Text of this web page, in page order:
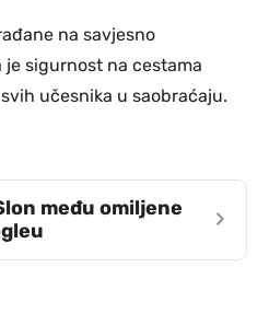
na savjesno
sigurnost na cestama
učesnika u saobraćaju.
među omiljene
›